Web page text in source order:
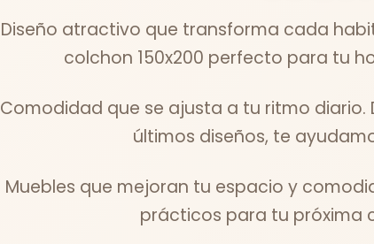
Diseño atractivo que transforma cada
colchon 150x200 perfecto para tu
Comodidad que se ajusta a tu ritmo
últimos diseños, te
Muebles que mejoran tu espacio y
prácticos para tu próxima